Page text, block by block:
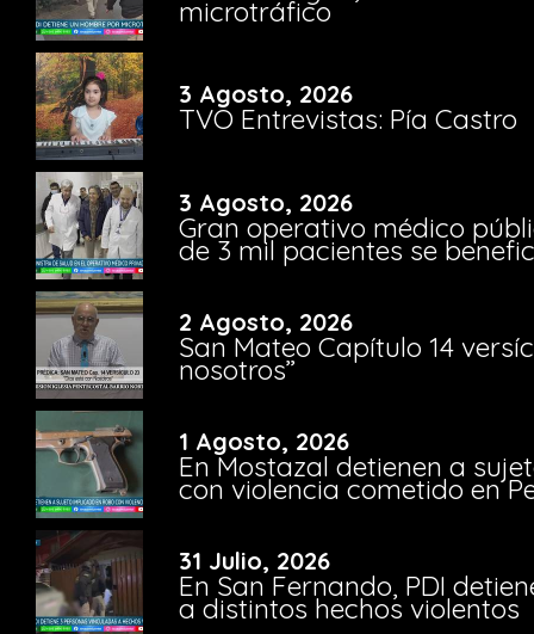
microtráfico
3 Agosto, 2026
TVO Entrevistas: Pía Castro
3 Agosto, 2026
Gran operativo médico
de 3 mil pacientes se
2 Agosto, 2026
San Mateo Capítulo 14
nosotros”
1 Agosto, 2026
En Mostazal detienen a
con violencia cometido en
31 Julio, 2026
En San Fernando, PDI
a distintos hechos violentos